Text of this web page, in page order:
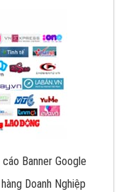
Banner Google
Doanh Nghiệp